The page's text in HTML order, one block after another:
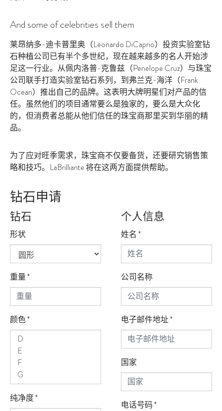
And some of celebrities sell them
莱昂纳多-迪卡普里奥（Leonardo DiCaprio）投资实验室钻
石种植公司已有半个多世纪，现在越来越多的名人开始涉
足这一行业。从佩内洛普-克鲁兹（Penelope Cruz）与珠宝
公司联手打造实验室钻石系列，到弗兰克-海洋（Frank
Ocean）推出自己的品牌。这表明大牌明星们对产品的信
任。虽然他们的项目通常要么是独家的，要么是大众化
的，但消费者总能从他们信任的珠宝商那里买到华丽的精
品。
为了应对旺季需求，珠宝商不仅要备货，还要研究销售策
略和技巧。LaBrilliante 将在这两方面提供帮助。
钻石申请
钻石
形状
重量*
颜色*
纯净度*
个人信息
姓名 *
公司名称
电子邮件地址*
国家
电话号码*